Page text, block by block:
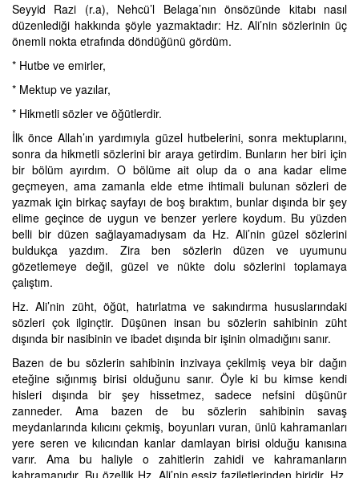
Seyyid Razi (r.a), Nehcü’l Belaga’nın önsözünde kitabı nasıl
düzenlediği hakkında şöyle yazmaktadır: Hz. Ali’nin sözlerinin üç
önemli nokta etrafında döndüğünü gördüm.
* Hutbe ve emirler,
* Mektup ve yazılar,
* Hikmetli sözler ve öğütlerdir.
İlk önce Allah’ın yardımıyla güzel hutbelerini, sonra mektuplarını,
sonra da hikmetli sözlerini bir araya getirdim. Bunların her biri için
bir bölüm ayırdım. O bölüme ait olup da o ana kadar elime
geçmeyen, ama zamanla elde etme ihtimali bulunan sözleri de
yazmak için birkaç sayfayı de boş bıraktım, bunlar dışında bir şey
elime geçince de uygun ve benzer yerlere koydum. Bu yüzden
belli bir düzen sağlayamadıysam da Hz. Ali’nin güzel sözlerini
buldukça yazdım. Zira ben sözlerin düzen ve uyumunu
gözetlemeye değil, güzel ve nükte dolu sözlerini toplamaya
çalıştım.
Hz. Ali’nin züht, öğüt, hatırlatma ve sakındırma hususlarındaki
sözleri çok ilginçtir. Düşünen insan bu sözlerin sahibinin züht
dışında bir nasibinin ve ibadet dışında bir işinin olmadığını sanır.
Bazen de bu sözlerin sahibinin inzivaya çekilmiş veya bir dağın
eteğine sığınmış birisi olduğunu sanır. Öyle ki bu kimse kendi
hisleri dışında bir şey hissetmez, sadece nefsini düşünür
zanneder. Ama bazen de bu sözlerin sahibinin savaş
meydanlarında kılıcını çekmiş, boyunları vuran, ünlü kahramanları
yere seren ve kılıcından kanlar damlayan birisi olduğu kanısına
varır. Ama bu haliyle o zahitlerin zahidi ve kahramanların
kahramanıdır. Bu özellik Hz. Ali’nin eşsiz faziletlerinden biridir. Hz.